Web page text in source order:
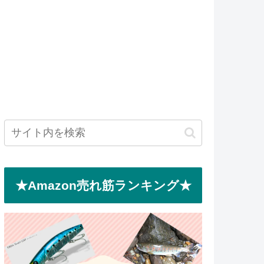
★Amazon売れ筋ランキング★